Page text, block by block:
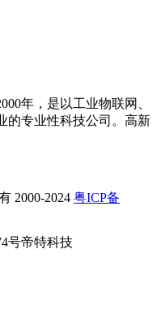
年，是以工业物联网、
的专业性科技公司。高新
2000-2024 粤ICP备
号帝特科技